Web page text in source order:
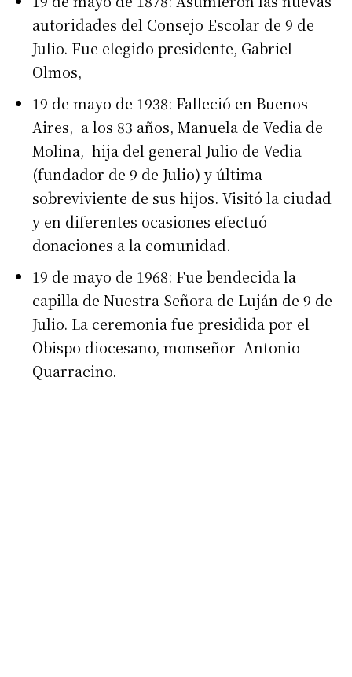
autoridades del Consejo Escolar de 9 de
Julio. Fue elegido presidente, Gabriel
Olmos,
19 de mayo de 1938: Falleció en Buenos
Aires, a los 83 años, Manuela de Vedia de
Molina, hija del general Julio de Vedia
(fundador de 9 de Julio) y última
sobreviviente de sus hijos. Visitó la ciudad
y en diferentes ocasiones efectuó
donaciones a la comunidad.
19 de mayo de 1968: Fue bendecida la
capilla de Nuestra Señora de Luján de 9 de
Julio. La ceremonia fue presidida por el
Obispo diocesano, monseñor Antonio
Quarracino.